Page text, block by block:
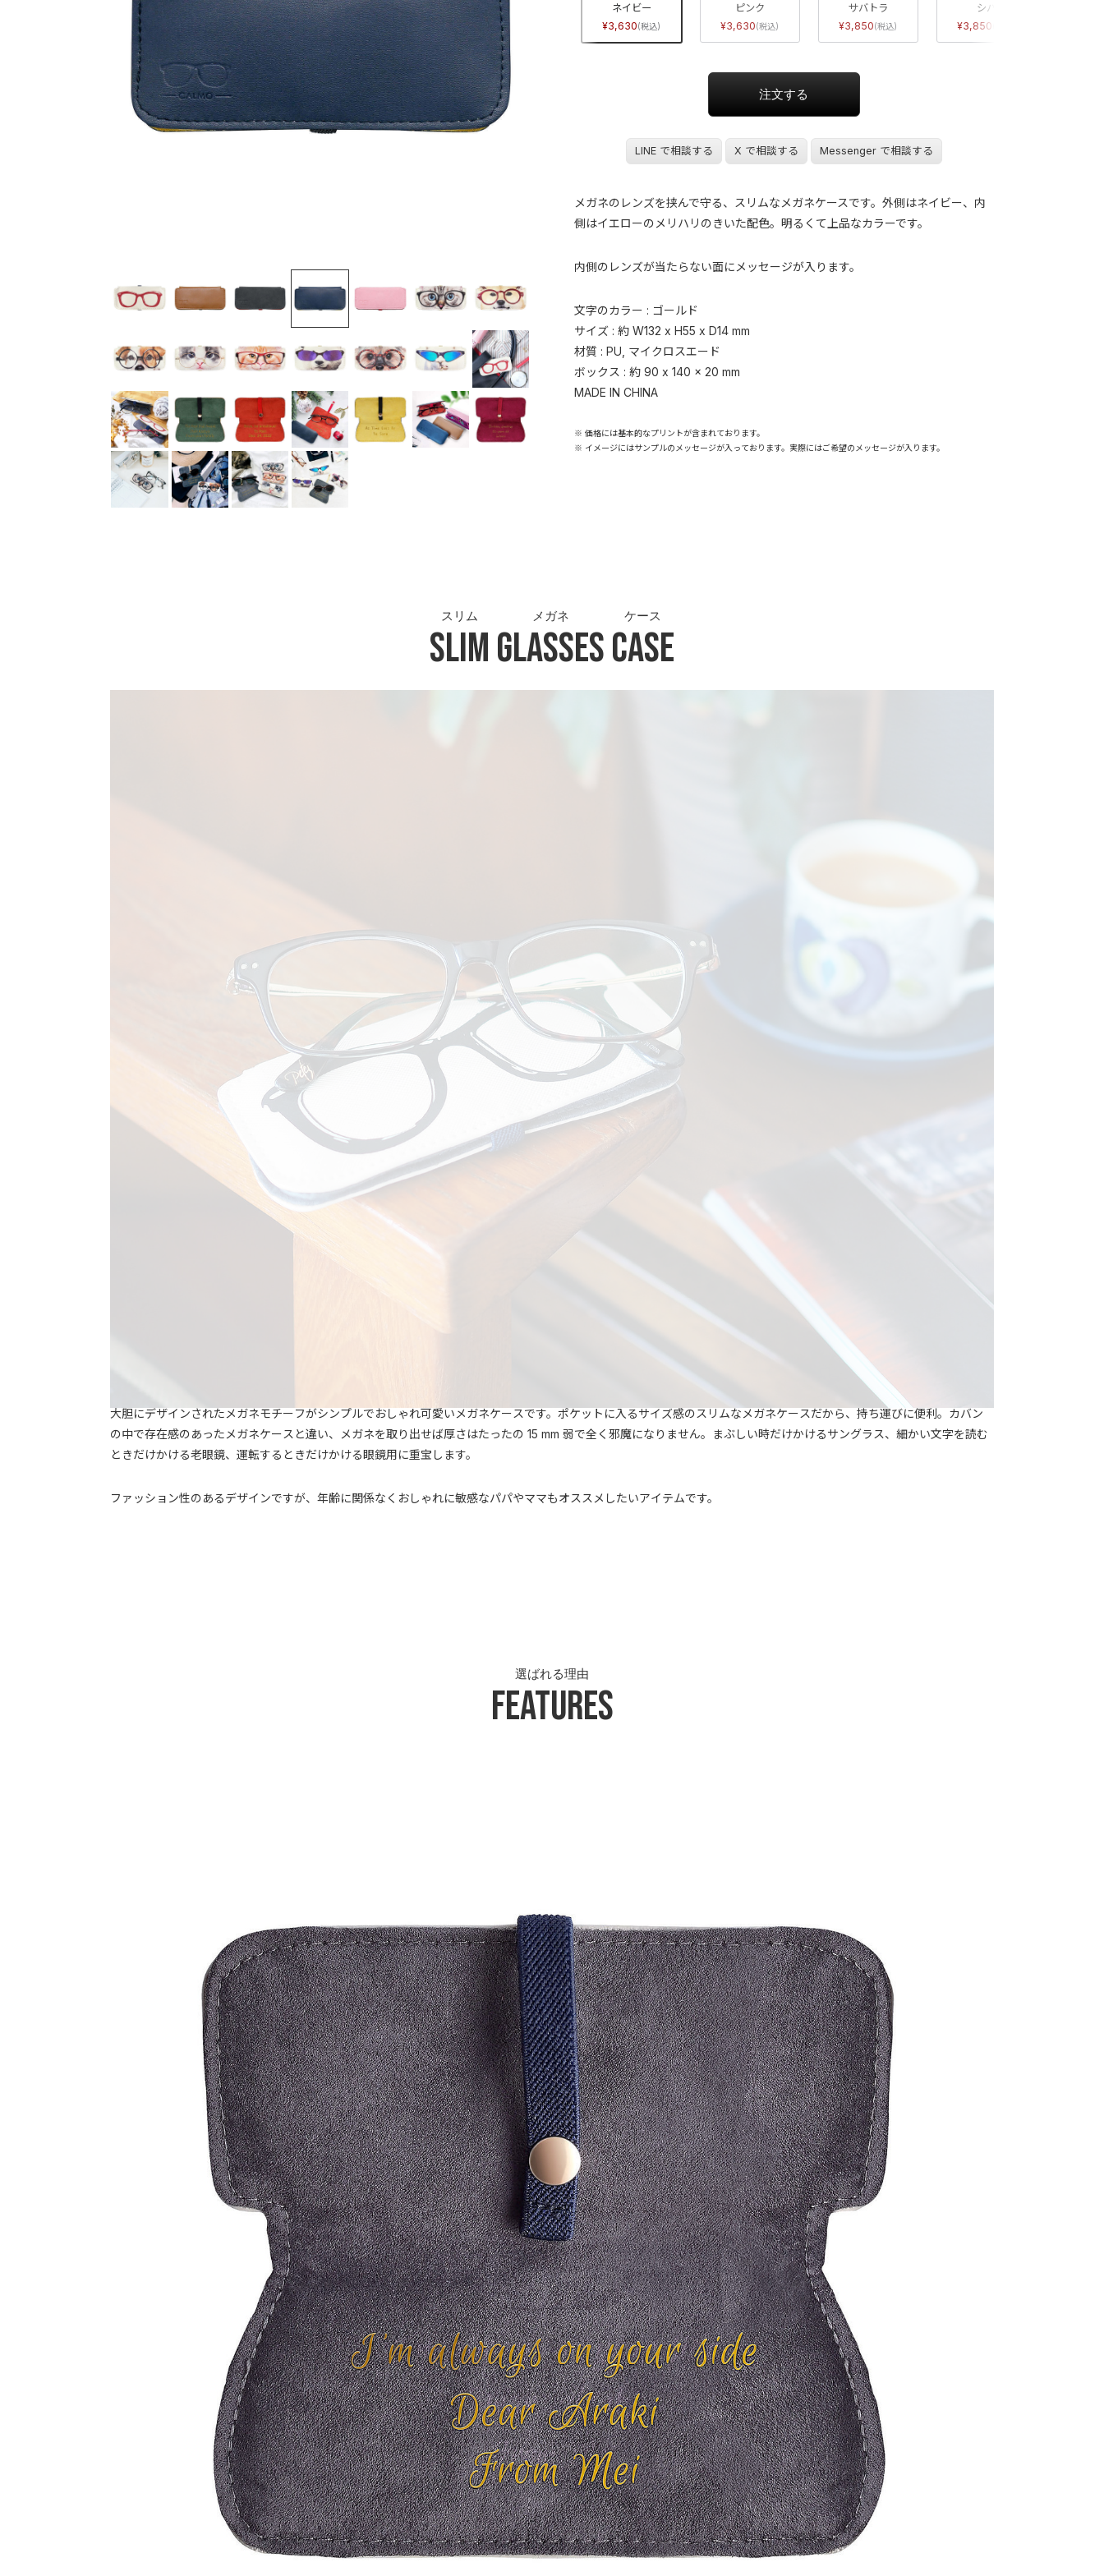
レッド
3,300
キャメル
3,630
グレー
3,630
ネイビー
3,630
ピンク
3,630
サバトラ
3,850
シバ
3,850
LINE で相談する X で相談する Messenger で相談する
メガネのレンズを挟んで守る、スリムなメガネケースです。外側はネイビー、内
側はイエローのメリハリのきいた配色。明るくて上品なカラーです。
内側のレンズが当たらない面にメッセージが入ります。
文字のカラー : ゴールド
サイズ : 約 W132 x H55 x D14 mm
材質 : PU, マイクロスエード
ボックス : 約 90 x 140 x 20 mm
MADE IN CHINA
※ 価格には基本的なプリントが含まれております。
※ イメージにはサンプルのメッセージが入っております。実際にはご希望のメッセージが入ります。
Slim
スリム
Glasses
メガネ
Case
ケース
大胆にデザインされたメガネモチーフがシンプルでおしゃれ可愛いメガネケースです。ポケットに入るサイズ感のスリムなメガネケースだから、持ち運びに便利。カバン
の中で存在感のあったメガネケースと違い、メガネを取り出せば厚さはたったの 15 mm 弱で全く邪魔になりません。まぶしい時だけかけるサングラス、細かい文字を読む
ときだけかける老眼鏡、運転するときだけかける眼鏡用に重宝します。
ファッション性のあるデザインですが、年齢に関係なくおしゃれに敏感なパパやママもオススメしたいアイテムです。
Features
選ばれる理由